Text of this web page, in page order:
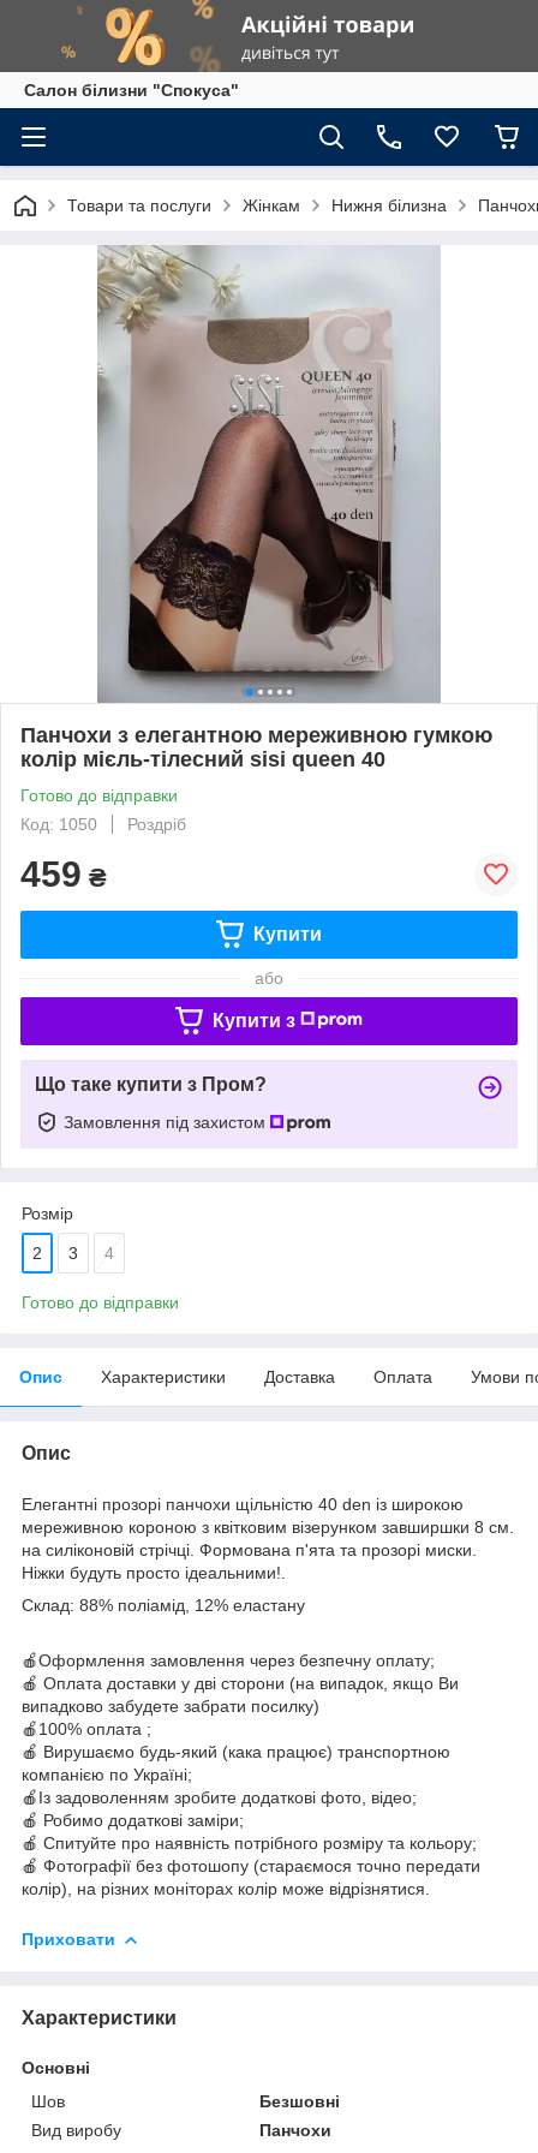
Салон білизни "Спокуса"
Товари та послуги Жінкам Нижня білизна
Панчохи з елегантною мереживною гумкою
колір мієль-тілесний sisi queen 40
Готово до відправки
Код: 1050
Роздріб
459 ₴
Купити
або
Купити з
Що таке купити з Пром?
Замовлення під захистом
Розмір
2 3 4
Готово до відправки
Опис Характеристики Доставка Оплата Умови
Опис
Елегантні прозорі панчохи щільністю 40 den із широкою
мереживною короною з квітковим візерунком завширшки 8 см.
на силіконовій стрічці. Формована п'ята та прозорі миски.
Ніжки будуть просто ідеальними!.
Склад: 88% поліамід, 12% еластану
🍎Оформлення замовлення через безпечну оплату;
🍎 Оплата доставки у дві сторони (на випадок, якщо Ви
випадково забудете забрати посилку)
🍎100% оплата ;
🍎 Вирушаємо будь-який (кака працює) транспортною
компанією по Україні;
🍎Із задоволенням зробите додаткові фото, відео;
🍎 Робимо додаткові заміри;
🍎 Спитуйте про наявність потрібного розміру та кольору;
🍎 Фотографії без фотошопу (стараємося точно передати
колір), на різних моніторах колір може відрізнятися.
Приховати
Характеристики
Основні
Шов
Безшовні
Вид виробу
Панчохи